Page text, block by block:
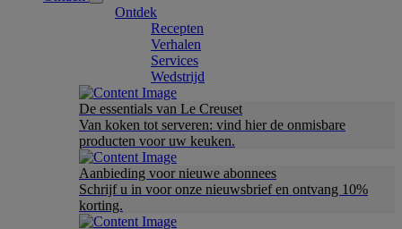
Ontdek
Recepten
Verhalen
Services
Wedstrijd
De essentials van Le Creuset
Van koken tot serveren: vind hier de onmisbare
producten voor uw keuken.
Aanbieding voor nieuwe abonnees
Schrijf u in voor onze nieuwsbrief en ontvang 10%
korting.